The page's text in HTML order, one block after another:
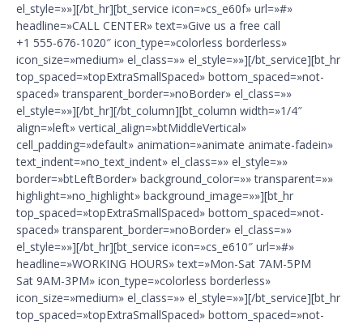
el_style=»»][/bt_hr][bt_service icon=»cs_e60f» url=»#»
headline=»CALL CENTER» text=»Give us a free call
+1 555-676-1020″ icon_type=»colorless borderless»
icon_size=»medium» el_class=»» el_style=»»][/bt_service][bt_hr
top_spaced=»topExtraSmallSpaced» bottom_spaced=»not-
spaced» transparent_border=»noBorder» el_class=»»
el_style=»»][/bt_hr][/bt_column][bt_column width=»1/4″
align=»left» vertical_align=»btMiddleVertical»
cell_padding=»default» animation=»animate animate-fadein»
text_indent=»no_text_indent» el_class=»» el_style=»»
border=»btLeftBorder» background_color=»» transparent=»»
highlight=»no_highlight» background_image=»»][bt_hr
top_spaced=»topExtraSmallSpaced» bottom_spaced=»not-
spaced» transparent_border=»noBorder» el_class=»»
el_style=»»][/bt_hr][bt_service icon=»cs_e610″ url=»#»
headline=»WORKING HOURS» text=»Mon-Sat 7AM-5PM
Sat 9AM-3PM» icon_type=»colorless borderless»
icon_size=»medium» el_class=»» el_style=»»][/bt_service][bt_hr
top_spaced=»topExtraSmallSpaced» bottom_spaced=»not-